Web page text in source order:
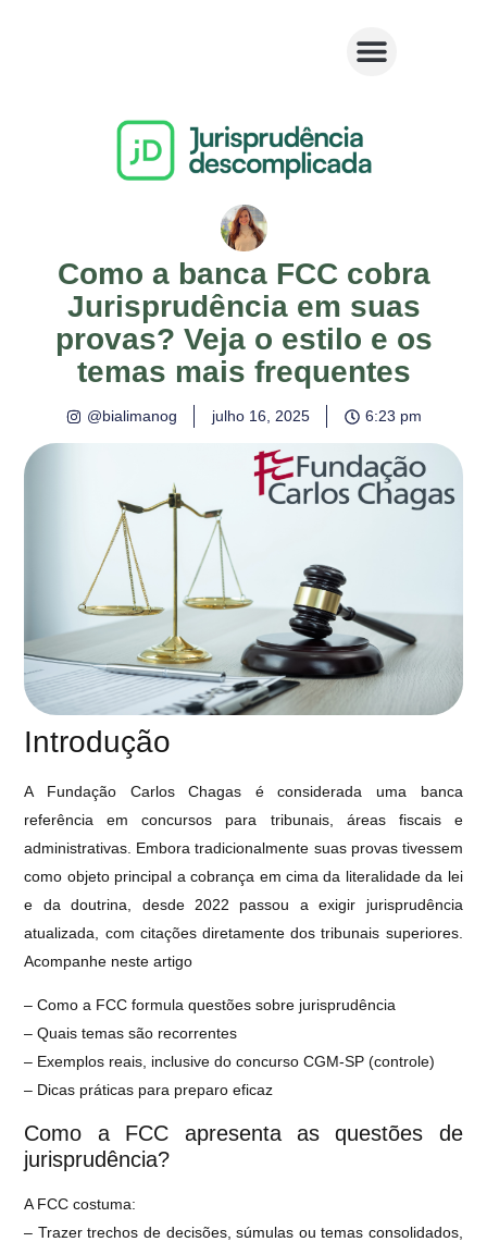
Como a banca FCC cobra
Jurisprudência em suas
provas? Veja o estilo e os
temas mais frequentes
@bialimanog julho 16, 2025 6:23 pm
Introdução
A Fundação Carlos Chagas é considerada uma banca
referência em concursos para tribunais, áreas fiscais e
administrativas. Embora tradicionalmente suas provas tivessem
como objeto principal a cobrança em cima da literalidade da lei
e da doutrina, desde 2022 passou a exigir jurisprudência
atualizada, com citações diretamente dos tribunais superiores.
Acompanhe neste artigo
– Como a FCC formula questões sobre jurisprudência
– Quais temas são recorrentes
– Exemplos reais, inclusive do concurso CGM‑SP (controle)
– Dicas práticas para preparo eficaz
Como a FCC apresenta as questões de
jurisprudência?
A FCC costuma:
– Trazer trechos de decisões, súmulas ou temas consolidados,